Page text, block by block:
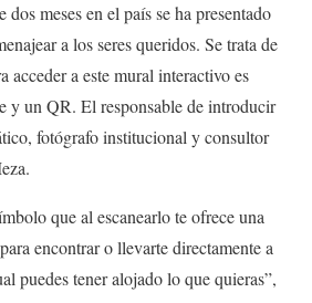
dos meses en el país se ha presentado
a los seres queridos. Se trata de
acceder a este mural interactivo es
y un QR. El responsable de introducir
fotógrafo institucional y consultor
que al escanearlo te ofrece una
encontrar o llevarte directamente a
puedes tener alojado lo que quieras”,